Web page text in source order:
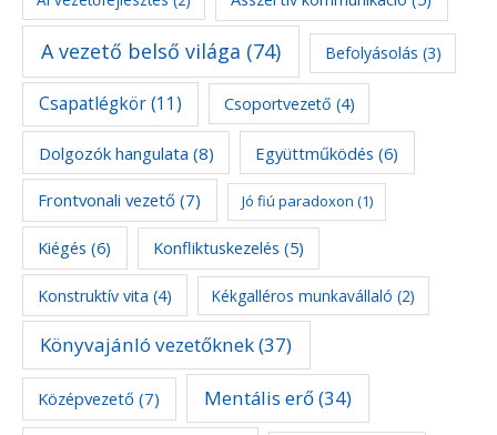
A vezető belső világa (74) Befolyásolás (3)
Csapatlégkör(11) Csoportvezető (4)
Dolgozók hangulata (8) Együttműködés (6)
Frontvonali vezető (7) Jó fiú paradoxon (1)
Kiégés (6) Konfliktuskezelés (5)
Konstruktív vita (4) Kékgalléros munkavállaló (2)
Könyvajánló vezetőknek(37)
Középvezető (7) Mentális erő(34)